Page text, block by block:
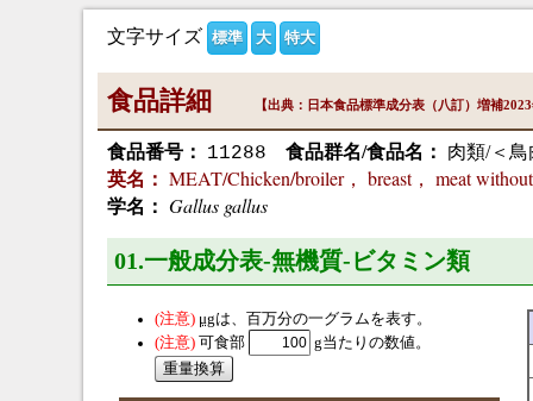
文字サイズ 標準 大 特大
食品詳細 【出典：日本食品標準成分表（八訂）増補
食品番号： 11288 食品群名/食品名：
肉類/＜
英名： MEAT/Chicken/broiler， breast， meat
学名： Gallus gallus
01.一般成分表-無機質-ビタミン類
μgは、百万分の一グラムを表す。
可食部
g当たりの数値。